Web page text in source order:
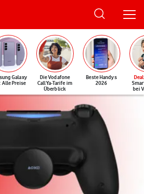
Galaxy
Alle Preise
Die Vodafone
CallYa-Tarife im
Überblick
Beste Handys
2026
Deal
bei